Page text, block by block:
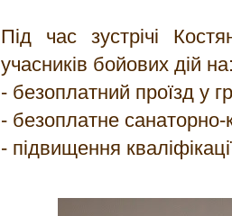
Під час зустрічі
учасників бойових дій
- безоплатний проїзд у
- безоплатне санаторно-
- підвищення